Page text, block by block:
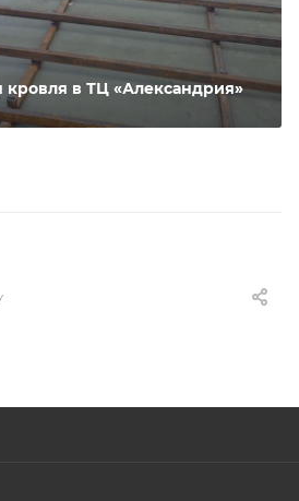
кровля в ТЦ «Александрия»